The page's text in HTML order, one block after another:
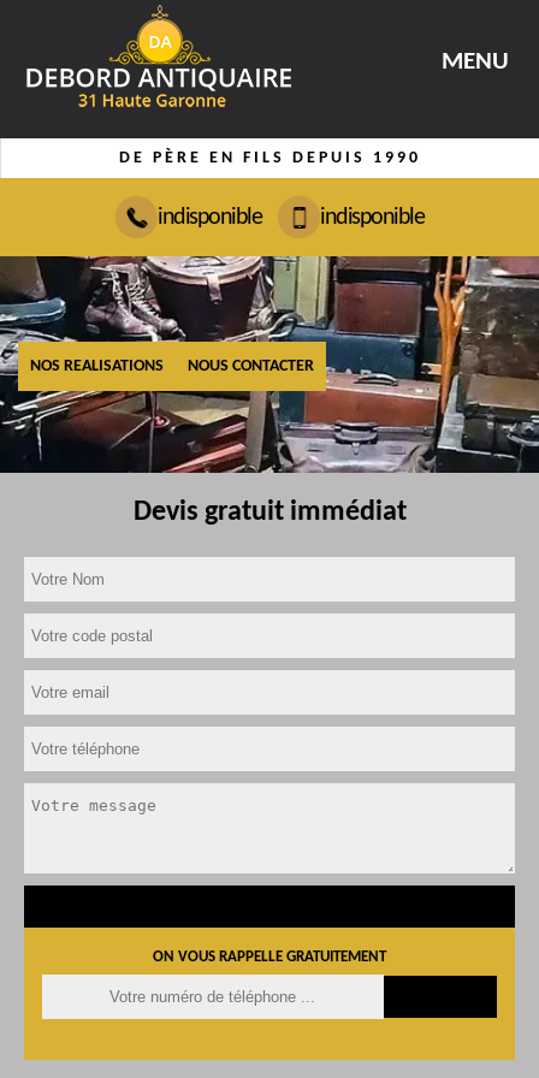
MENU
DE PÈRE EN FILS DEPUIS 1990
indisponible indisponible
NOS REALISATIONS NOUS CONTACTER
Devis gratuit immédiat
ON VOUS RAPPELLE GRATUITEMENT